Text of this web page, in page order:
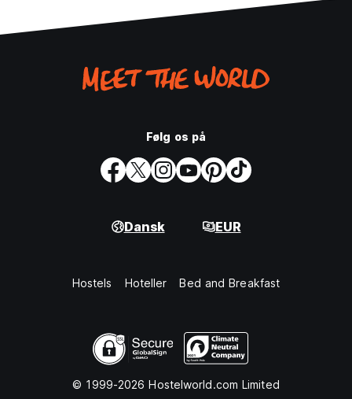
Følg os på
Dansk EUR
Hostels Hoteller Bed and Breakfast
© 1999-2026 Hostelworld.com Limited